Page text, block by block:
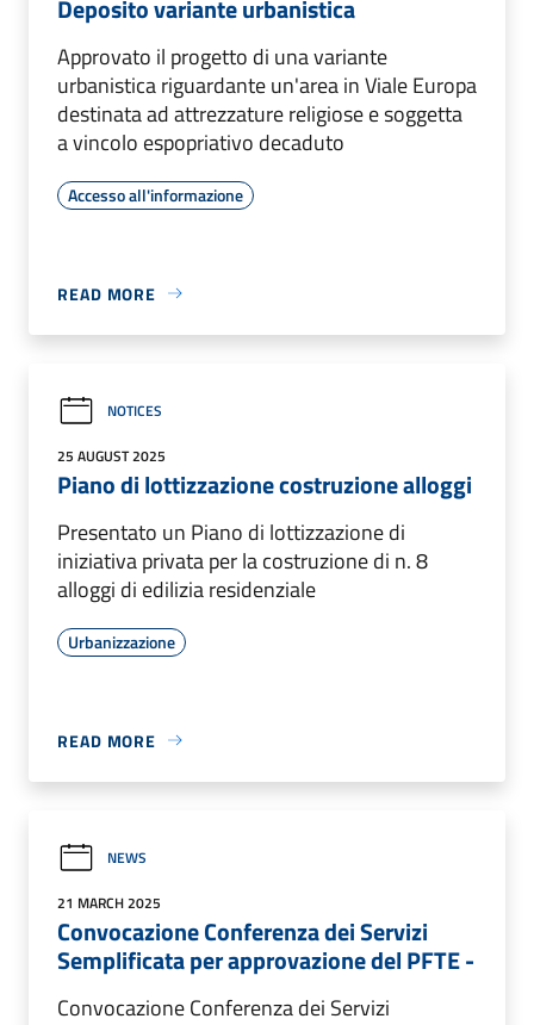
Deposito variante urbanistica
Approvato il progetto di una variante
urbanistica riguardante un'area in Viale Europa
destinata ad attrezzature religiose e soggetta
a vincolo espopriativo decaduto
Accesso all'informazione
READ MORE
NOTICES
25 AUGUST 2025
Piano di lottizzazione costruzione alloggi
Presentato un Piano di lottizzazione di
iniziativa privata per la costruzione di n. 8
alloggi di edilizia residenziale
Urbanizzazione
READ MORE
NEWS
21 MARCH 2025
Convocazione Conferenza dei Servizi
Semplificata per approvazione del PFTE -
Convocazione Conferenza dei Servizi